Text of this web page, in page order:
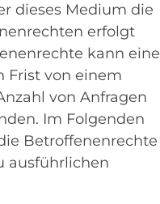
dieses Medium die
erfolgt
kann eine
Frist von einem
von Anfragen
Im Folgenden
Betroffenenrechte
ausführlichen